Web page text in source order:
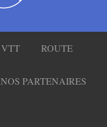
VTT ROUTE
NOS PARTENAIRES